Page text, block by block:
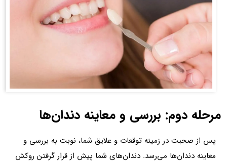
مرحله دوم: بررسی و معاینه دندان‌ها
پس از صحبت در زمینه توقعات و علایق شما، نوبت به بررسی و
معاینه دندان‌ها می‌رسد. دندان‌های شما پیش از قرار گرفتن روکش